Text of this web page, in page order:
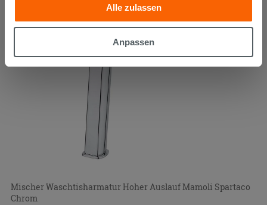
die sie aufgrund Ihrer Verwendung ihrer Dienste
gesammelt haben, kombinieren. Falls Sie mehr wissen
möchten oder Ihre Zustimmung zu allen oder einigen
Zustimmung kann durch Klicken auf die Schaltfläche
„Cookies akzeptieren“ gegeben werden. Wenn Sie auf
die Schaltfläche "X" klicken, können Sie das Surfen erst
nach der Installation der technischen Cookies fortsetzen.
Alle zulassen
Anpassen
Mischer Waschtisharmatur Hoher Auslauf Mamoli Spartaco
Chrom